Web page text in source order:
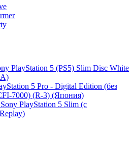
PlayStation 5 (PS5) Slim Disc White
5 Pro - Digital Edition (без
7000) (R-3) (Япония)
PlayStation 5 Slim (с